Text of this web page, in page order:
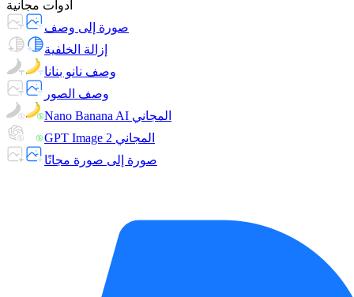
أدوات مجانية
صورة إلى وصف
إزالة الخلفية
وصف نانو بنانا
وصف الصور
Nano Banana AI المجاني
GPT Image 2 المجاني
صورة إلى صورة مجانًا